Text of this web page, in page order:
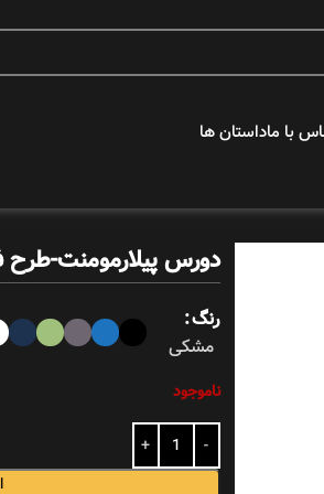
با ماداستان ها
دورس پیلارمومنت-طرح
رنگ
مشکی
ناموجود